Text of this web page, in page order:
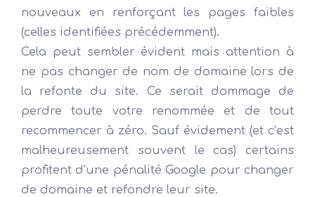
nouveaux en renforçant les pages faibles
(celles identifiées précédemment).
Cela peut sembler évident mais attention à
ne pas changer de nom de domaine lors de
la refonte du site. Ce serait dommage de
perdre toute votre renommée et de tout
recommencer à zéro. Sauf évidement (et c’est
malheureusement souvent le cas) certains
profitent d’une pénalité Google pour changer
de domaine et refondre leur site.